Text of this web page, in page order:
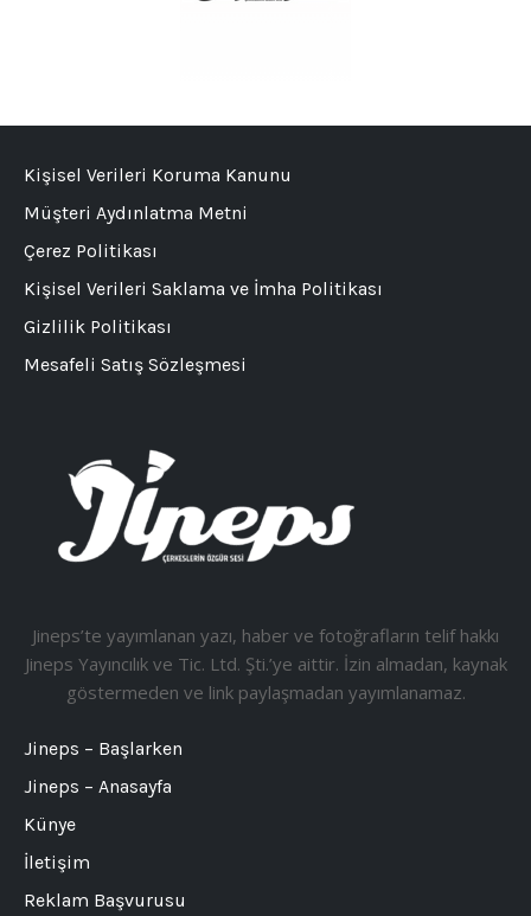
Jineps’te yayımlanan yazı, haber ve fotoğrafların telif hakkı
Jineps Yayıncılık ve Tic. Ltd. Şti.’ye aittir. İzin almadan, kaynak
göstermeden ve link paylaşmadan yayımlanamaz.
Jineps – Başlarken
Jineps – Anasayfa
Künye
İletişim
Reklam Başvurusu
Kişisel Verileri Koruma Kanunu
Müşteri Aydınlatma Metni
Çerez Politikası
Kişisel Verileri Saklama ve İmha Politikası
Gizlilik Politikası
Mesafeli Satış Sözleşmesi